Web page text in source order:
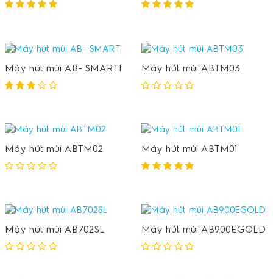
Máy hút mùi AB- SMART1 Máy hút mùi ABTM03
Máy hút mùi ABTM02 Máy hút mùi ABTM01
Máy hút mùi AB702SL Máy hút mùi AB900EGOLD